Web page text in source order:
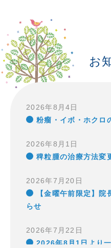
お
2026年8月4日
粉瘤・イボ・ホクロ
2026年8月1日
稗粒腫の治療方法変
2026年7月20日
【金曜午前限定】
らせ
2026年7月22日
2026年8月1日より
採用情報